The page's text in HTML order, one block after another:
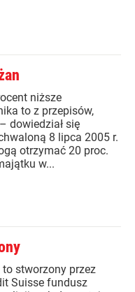
niższe
to z przepisów,
dowiedział się
8 lipca 2005 r.
otrzymać 20 proc.
w...
stworzony przez
Suisse fundusz